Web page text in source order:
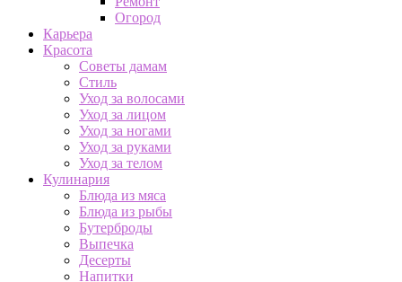
Огород
Карьера
Красота
Советы дамам
Стиль
Уход за волосами
Уход за лицом
Уход за ногами
Уход за руками
Уход за телом
Кулинария
Блюда из мяса
Блюда из рыбы
Бутерброды
Выпечка
Десерты
Напитки